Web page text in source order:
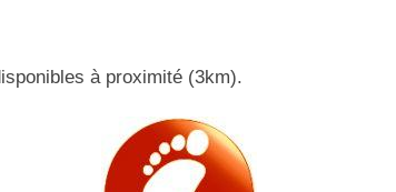
à proximité (3km).